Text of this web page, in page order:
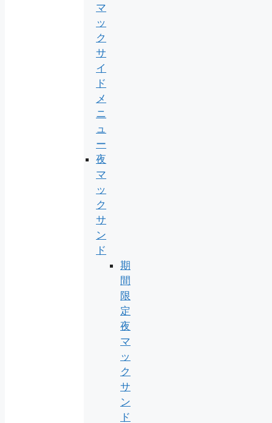
マ
ッ
ク
サ
イ
ド
メ
ニ
ュ
ー
夜
マ
ッ
ク
サ
ン
ド
期
間
限
定
夜
マ
ッ
ク
サ
ン
ド